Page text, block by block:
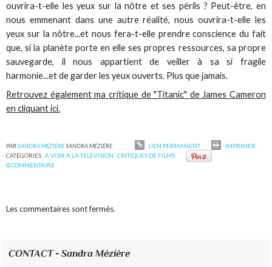
ouvrira-t-elle les yeux sur la nôtre et ses périls ? Peut-être, en
nous emmenant dans une autre réalité, nous ouvrira-t-elle les
yeux sur la nôtre...et nous fera-t-elle prendre conscience du fait
que, si la planète porte en elle ses propres ressources, sa propre
sauvegarde, il nous appartient de veiller à sa si fragile
harmonie...et de garder les yeux ouverts. Plus que jamais.
Retrouvez également ma critique de "Titanic" de James Cameron
en cliquant ici.
PARSANDRA MÉZIÈRESANDRA MÉZIÈRE LIEN PERMANENT
IMPRIMER
CATÉGORIES :A VOIR A LA TELEVISION : CRITIQUES DE FILMS
0COMMENTAIRE
Les commentaires sont fermés.
CONTACT - Sandra Mézière